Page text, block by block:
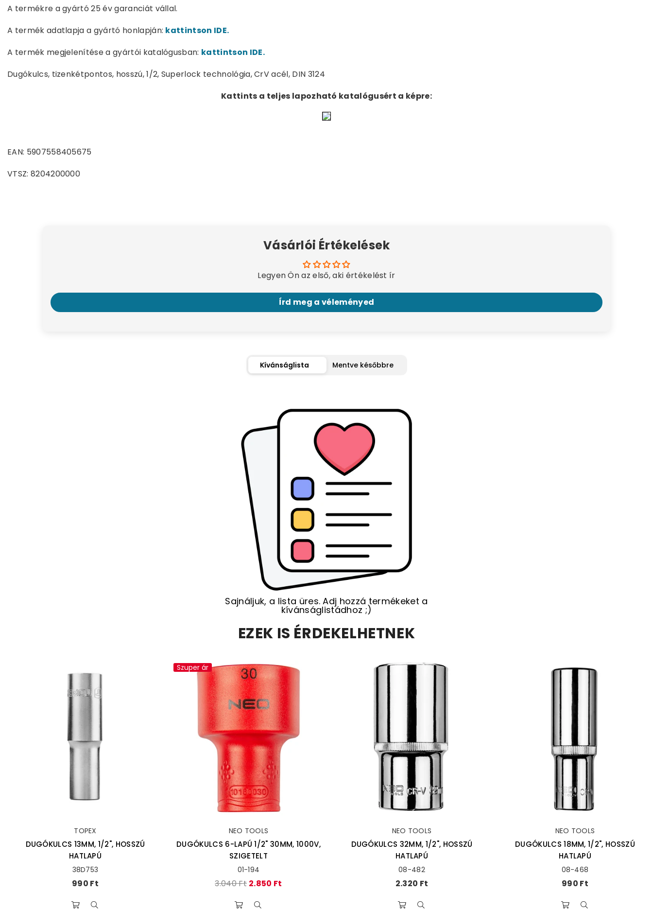
A termékre a gyártó 25 év garanciát vállal.
A termék adatlapja a gyártó honlapján: kattintson IDE.
A termék megjelenítése a gyártói katalógusban: kattintson IDE.
Dugókulcs, tizenkétpontos, hosszú, 1/2, Superlock technológia, CrV acél, DIN 3124
Kattints a teljes lapozható katalógusért a képre:
EAN: 5907558405675
VTSZ: 8204200000
Vásárlói Értékelések
Legyen Ön az első, aki értékelést ír
Írd meg a véleményed
Kívánságlista Mentve későbbre
Sajnáljuk, a lista üres. Adj hozzá termékeket a
kívánságlistádhoz ;)
EZEK IS ÉRDEKELHETNEK
TOPEX
DUGÓKULCS 13MM, 1/2", HOSSZÚ
HATLAPÚ
38D753
Ár
990 Ft
Szuper ár
NEO TOOLS
DUGÓKULCS 6-LAPÚ 1/2" 30MM, 1000V,
SZIGETELT
01-194
Ár
3.040 Ft 2.850 Ft
NEO TOOLS
DUGÓKULCS 32MM, 1/2", HOSSZÚ
HATLAPÚ
08-482
Ár
2.320 Ft
NEO TOOLS
DUGÓKULCS 18MM, 1/2", HOSSZÚ
HATLAPÚ
08-468
Ár
990 Ft